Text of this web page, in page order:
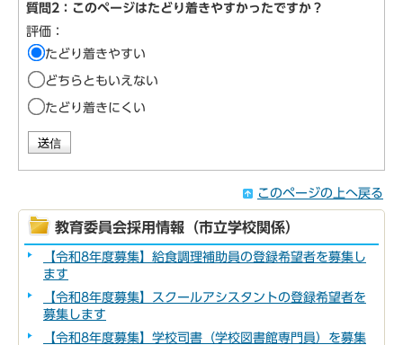
質問2：このページはたどり着きやすかったですか？
評価：
たどり着きやすい
どちらともいえない
たどり着きにくい
このページの上へ戻る
教育委員会採用情報（市立学校関係）
【令和8年度募集】給食調理補助員の登録希望者を募集し
ます
【令和8年度募集】スクールアシスタントの登録希望者を
募集します
【令和8年度募集】学校司書（学校図書館専門員）を募集